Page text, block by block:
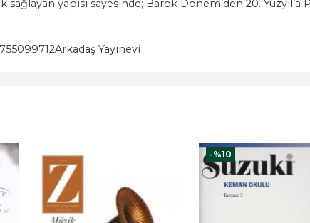
yapısı sayesinde; Barok Dönem’den 20. Yüzyıl’a
Arkadaş Yayınevi
-%10